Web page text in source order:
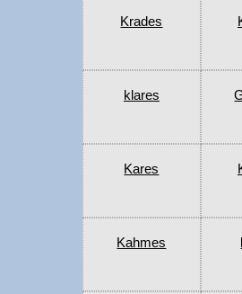
Krades
klares
Kares
Kahmes